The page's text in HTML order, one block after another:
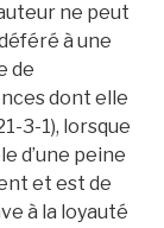
ne peut
à une
de
dont elle
3-1), lorsque
d’une peine
et est de
à la loyauté